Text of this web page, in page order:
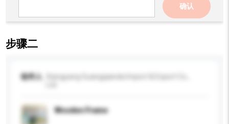
确认
步骤二
收件人
Wooden Frame